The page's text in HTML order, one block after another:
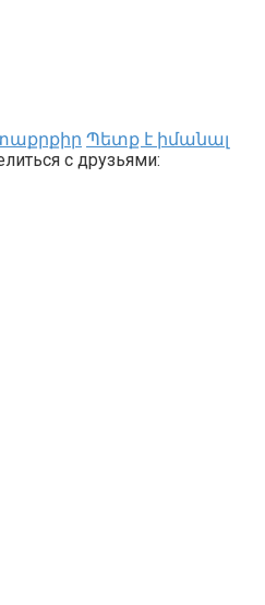
Պետք է իմանալ
с друзьями: